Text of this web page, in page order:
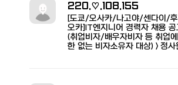
220.♡.108.155
[도쿄/오사카/나고야/센다이/
오카]IT엔지니어 경력자 채용 공
(취업비자/배우자비자 등 취업에
한 없는 비자소유자 대상) > 정사